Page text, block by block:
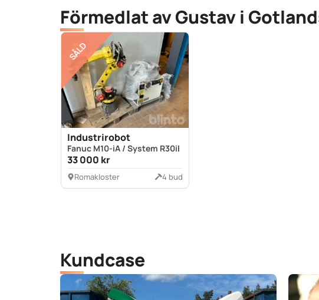
Förmedlat av Gustav i
SÅLD
Industrirobot
Fanuc M10-iA / System R30iB
33 000 kr
Romakloster 4 bud
Kundcase